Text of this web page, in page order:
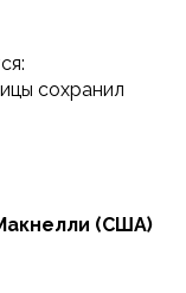
сохранил
(США)